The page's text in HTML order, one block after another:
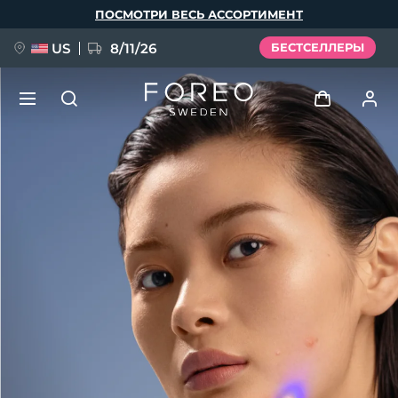
ПОСМОТРИ ВЕСЬ АССОРТИМЕНТ
US 8/11/26 БЕСТСЕЛЛЕРЫ
Войти
Профиль пользователя
Мои приборы
Мои заказы
Мои адреса
Мои подписки
НОВИНКА
FAQ™ Pure Beauty-Tech Elixir
BREAKING NEWS
issa™ Teeth Whitening Set
Deutsch
Español
Italiano
Svenska
简体中文 繁體中文